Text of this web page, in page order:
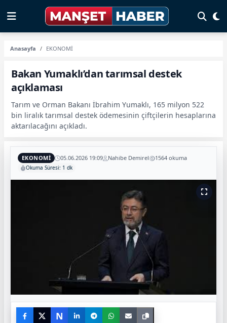
Anasayfa EKONOMİ
Bakan Yumaklı’dan tarımsal destek
açıklaması
Tarım ve Orman Bakanı İbrahim Yumaklı, 165 milyon 522
bin liralık tarımsal destek ödemesinin çiftçilerin hesaplarına
aktarılacağını açıkladı.
EKONOMİ 05.06.2026 19:09 Nahibe Demirel 1564 okuma
Okuma Süresi: 1 dk
N